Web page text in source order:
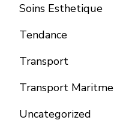
Soins Esthetique
Tendance
Transport
Transport Maritme
Uncategorized